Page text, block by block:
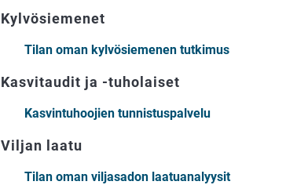
Kylvösiemenet
Tilan oman kylvösiemenen tutkimus
Kasvitaudit ja -tuholaiset
Kasvintuhoojien tunnistuspalvelu
Viljan laatu
Tilan oman viljasadon laatuanalyysit